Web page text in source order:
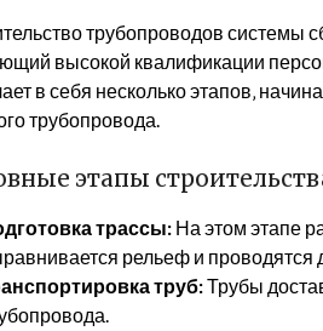
трубопроводов системы
высокой квалификации
в себя несколько этапов‚
трубопровода.
этапы
трассы: На этом этапе
рельеф и проводятся
труб:Трубы